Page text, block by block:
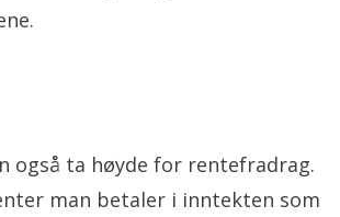
også ta høyde for rentefradrag.
man betaler i inntekten som